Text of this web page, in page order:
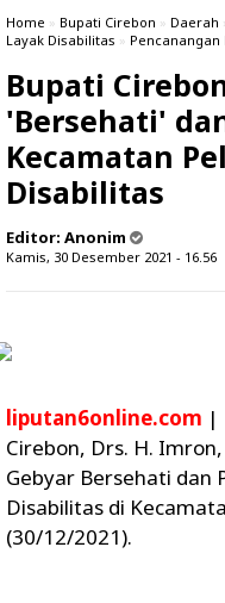
Home » Bupati Cirebon » Daerah
Layak Disabilitas » Pencanangan
Bupati
'Bersehati'
Kecamatan
Disabilitas
Editor: Anonim
Kamis, 30 Desember 2021 - 16.56
liputan6online.com |
Cirebon, Drs. H.
Gebyar Bersehati dan
Disabilitas di
(30/12/2021).